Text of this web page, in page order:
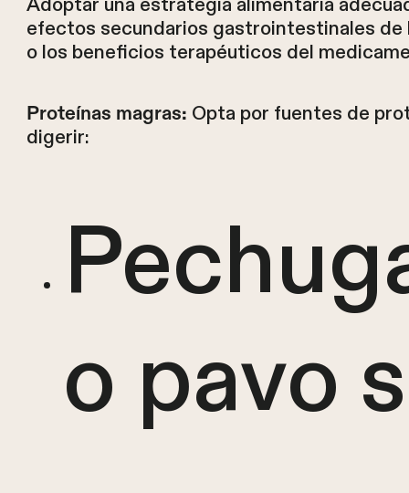
Adoptar una estrategia alimentaria
efectos secundarios gastrointestinales
o los beneficios terapéuticos del
Proteínas magras: Opta por fuentes de
digerir:
o pavo